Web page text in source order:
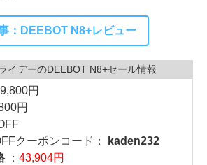
：DEEBOT N8+レビュー
イデーのDEEBOT N8+セール情報
円
円
クーポンコード：
kaden232
： 43,904円